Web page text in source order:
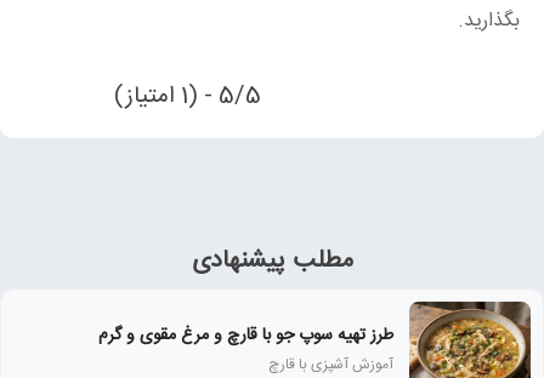
بگذارید.
5/5 - (1 امتیاز)
مطلب پیشنهادی
طرز تهیه سوپ جو با قارچ و مرغ مقوی و گرم
آموزش آشپزی با قارچ